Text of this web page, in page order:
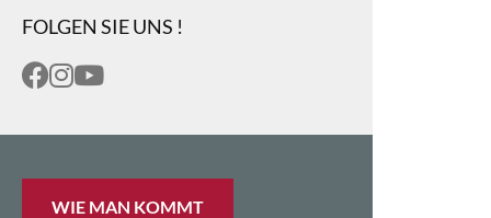
FOLGEN SIE UNS !
WIE MAN KOMMT